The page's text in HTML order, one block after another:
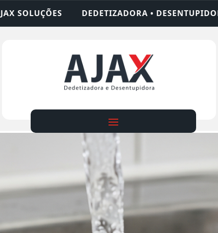
• DESENTUPIDORA • LIMPEZA DE FOSSA